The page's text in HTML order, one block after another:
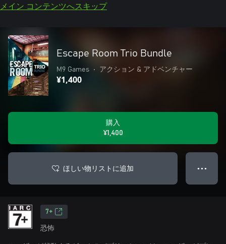
メイン コンテンツへスキップ
Escape Room Trio Bundle
M9 Games • アクション & アドベンチャー
¥1,400
購入
¥1,400
ほしい物リストに追加 ● ● ●
7+
恐怖